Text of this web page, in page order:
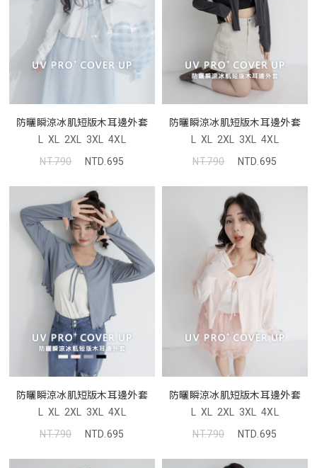
防曬瞬涼冰肌短版木耳邊外套
L XL 2XL 3XL 4XL
NT.790
NTD.695
防曬瞬涼冰肌短版木耳邊外套
L XL 2XL 3XL 4XL
NT.790
NTD.695
防曬瞬涼冰肌短版木耳邊外套
L XL 2XL 3XL 4XL
NT.790
NTD.695
防曬瞬涼冰肌短版木耳邊外套
L XL 2XL 3XL 4XL
NT.790
NTD.695